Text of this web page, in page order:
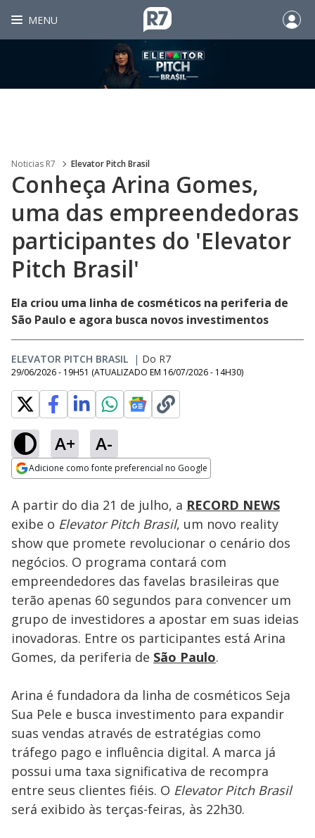
MENU
Noticias R7 Elevator Pitch Brasil
Conheça Arina Gomes,
uma das empreendedoras
participantes do 'Elevator
Pitch Brasil'
Ela criou uma linha de cosméticos na periferia de
São Paulo e agora busca novos investimentos
ELEVATOR PITCH BRASIL | Do R7
29/06/2026 - 19H51 (ATUALIZADO EM 16/07/2026 - 14H30)
A+ A-
Adicione como fonte preferencial no Google
Ativar
Loaded:
53.34%
A partir do dia 21 de julho, a RECORD NEWS
exibe o Elevator Pitch Brasil, um novo reality
show que promete revolucionar o cenário dos
negócios. O programa contará com
empreendedores das favelas brasileiras que
terão apenas 60 segundos para convencer um
grupo de investidores a apostar em suas ideias
inovadoras. Entre os participantes está Arina
Gomes, da periferia de São Paulo.
Arina é fundadora da linha de cosméticos Seja
Sua Pele e busca investimento para expandir
suas vendas através de estratégias como
tráfego pago e influência digital. A marca já
possui uma taxa significativa de recompra
entre seus clientes fiéis. O Elevator Pitch Brasil
será exibido às terças-feiras, às 22h30.